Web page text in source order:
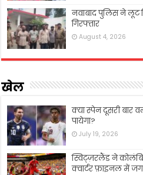
नवाबाद पुलिस ने लूट
गिरफ्तार
August 4, 2026
खेल
क्या स्पेन दूसरी बार
पायेगा?
July 19, 2026
स्विट्ज़रलैंड ने
क्वार्टर फ़ाइनल में